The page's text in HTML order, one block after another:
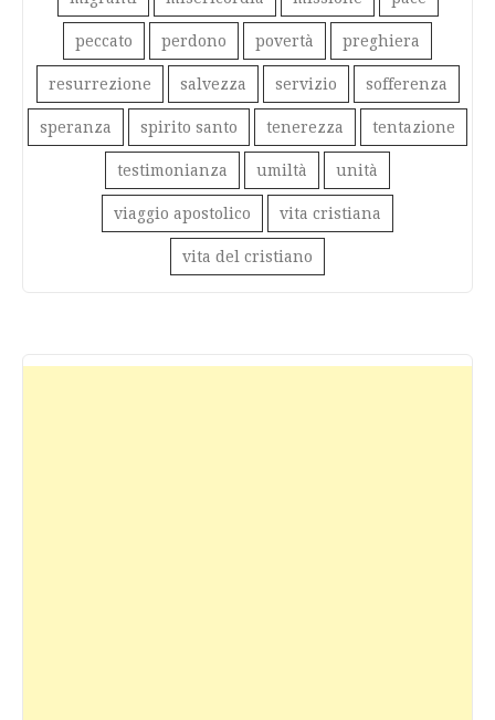
peccato perdono povertà preghiera
resurrezione salvezza servizio sofferenza
speranza spirito santo tenerezza tentazione
testimonianza umiltà unità
viaggio apostolico vita cristiana
vita del cristiano